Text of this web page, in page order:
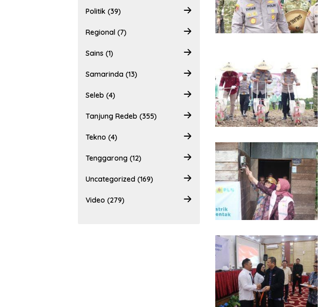
Politik (39)
Regional (7)
Sains (1)
Samarinda (13)
Seleb (4)
Tanjung Redeb (355)
Tekno (4)
Tenggarong (12)
Uncategorized (169)
Video (279)